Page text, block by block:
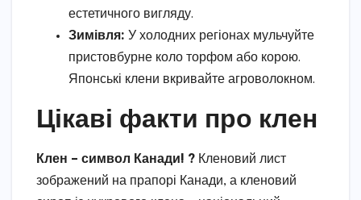
естетичного вигляду.
Зимівля: У холодних регіонах мульчуйте
пристовбурне коло торфом або корою.
Японські клени вкривайте агроволокном.
Цікаві факти про клен
Клен – символ Канади! ? Кленовий лист
зображений на прапорі Канади, а кленовий